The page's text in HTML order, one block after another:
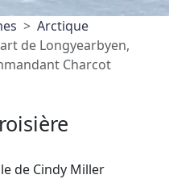
Arctique
de Longyearbyen,
Charcot
de Cindy Miller